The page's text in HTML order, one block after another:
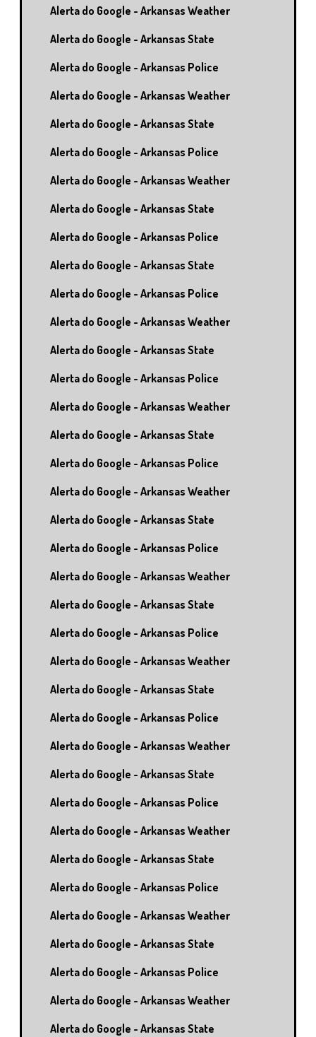
Alerta do Google - Arkansas Weather
Alerta do Google - Arkansas State
Alerta do Google - Arkansas Police
Alerta do Google - Arkansas Weather
Alerta do Google - Arkansas State
Alerta do Google - Arkansas Police
Alerta do Google - Arkansas Weather
Alerta do Google - Arkansas State
Alerta do Google - Arkansas Police
Alerta do Google - Arkansas State
Alerta do Google - Arkansas Police
Alerta do Google - Arkansas Weather
Alerta do Google - Arkansas State
Alerta do Google - Arkansas Police
Alerta do Google - Arkansas Weather
Alerta do Google - Arkansas State
Alerta do Google - Arkansas Police
Alerta do Google - Arkansas Weather
Alerta do Google - Arkansas State
Alerta do Google - Arkansas Police
Alerta do Google - Arkansas Weather
Alerta do Google - Arkansas State
Alerta do Google - Arkansas Police
Alerta do Google - Arkansas Weather
Alerta do Google - Arkansas State
Alerta do Google - Arkansas Police
Alerta do Google - Arkansas Weather
Alerta do Google - Arkansas State
Alerta do Google - Arkansas Police
Alerta do Google - Arkansas Weather
Alerta do Google - Arkansas State
Alerta do Google - Arkansas Police
Alerta do Google - Arkansas Weather
Alerta do Google - Arkansas State
Alerta do Google - Arkansas Police
Alerta do Google - Arkansas Weather
Alerta do Google - Arkansas State